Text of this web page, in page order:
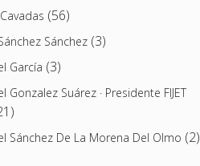
(56)
Sánchez(3)
García (3)
Gonzalez Suárez · Presidente FIJET
Sánchez De La Morena Del Olmo (2)